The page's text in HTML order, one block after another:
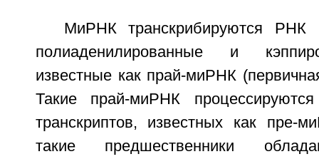
МиРНК транскрибируются РНК
полиаденилированные и
известные как прай-миРНК
Такие прай-миРНК
транскриптов, известных как пре-
такие предшественники